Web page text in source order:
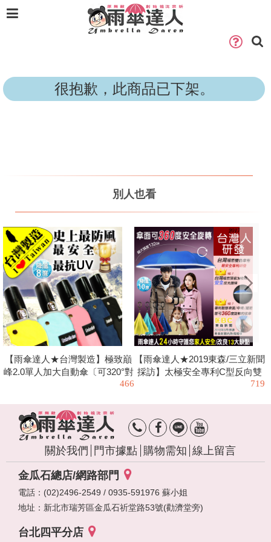
很抱歉，此商品已下架。
別人也看
【雨傘達人★台灣製造】極致巔
峰2.0單人加大自動傘〔可320°對
凹/最防風/最安全/最抗UV 完美
466
【雨傘達人★2019東森/三立新聞
採訪】太極安全專利C型反向雙
人自動長傘〔傘面可無障礙360
719
關於我們 門市據點 購物需知 線上留言
金瓜石總店/網路部門
電話：(02)2496-2549 / 0935-591976 蘇小姐
地址： 新北市瑞芳區金瓜石祈堂路53號(勸濟堂旁)
台北四平分店